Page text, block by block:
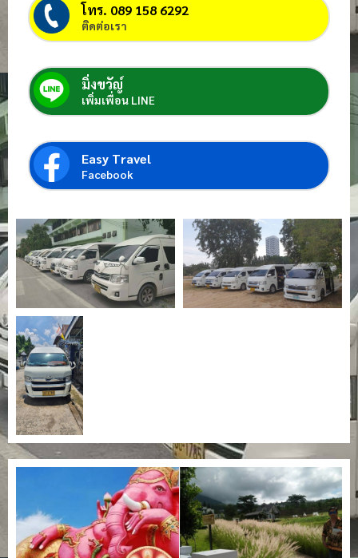
โทร. 089 158 6292
ติดต่อเรา
มิ่งขวัญ์
เพิ่มเพื่อน LINE
Easy Travel
Facebook